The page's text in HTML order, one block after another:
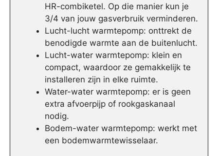
HR-combiketel. Op die manier kun je
3/4 van jouw gasverbruik verminderen.
Lucht-lucht warmtepomp: onttrekt de
benodigde warmte aan de buitenlucht.
Lucht-water warmtepomp: klein en
compact, waardoor ze gemakkelijk te
installeren zijn in elke ruimte.
Water-water warmtepomp: er is geen
extra afvoerpijp of rookgaskanaal
nodig.
Bodem-water warmtepomp: werkt met
een bodemwarmtewisselaar.